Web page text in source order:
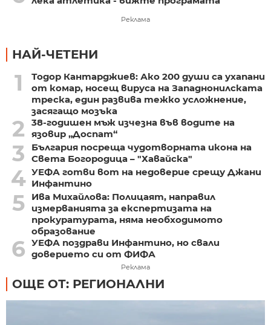
Реклама
НАЙ-ЧЕТЕНИ
1
Тодор Кантарджиев: Ако 200 души са ухапани
от комар, носещ вируса на Западнонилската
треска, един развива тежко усложнение,
засягащо мозъка
2
38-годишен мъж изчезна във водите на
язовир „Доспат“
3
България посреща чудотворната икона на
Света Богородица – "Хавайска"
4 УЕФА готви вот на недоверие срещу Джани
Инфантино
5
Ива Михайлова: Полицаят, направил
измерванията за експертизата на
прокуратурата, няма необходимото
образование
6 УЕФА поздрави Инфантино, но свали
доверието си от ФИФА
Реклама
ОЩЕ ОТ: РЕГИОНАЛНИ